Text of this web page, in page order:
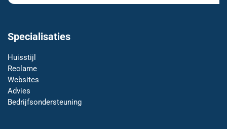
Specialisaties
Huisstijl
Reclame
Websites
Advies
Bedrijfsondersteuning